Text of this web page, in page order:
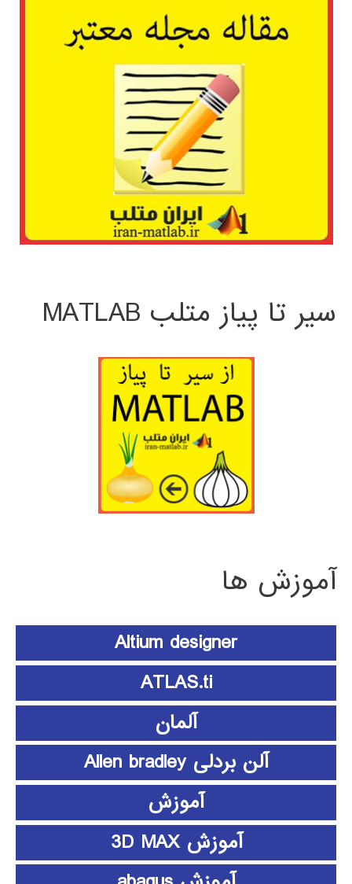
سیر تا پیاز متلب MATLAB
آموزش ها
Altium designer
ATLAS.ti
آلمان
آلن بردلی Allen bradley
آموزش
آموزش 3D MAX